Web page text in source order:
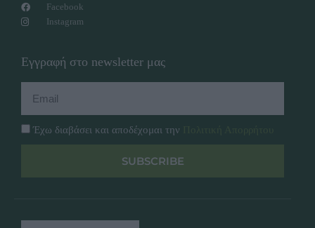
Facebook
Instagram
Εγγραφή στο newsletter μας
Έχω διαβάσει και αποδέχομαι την
SUBSCRIBE